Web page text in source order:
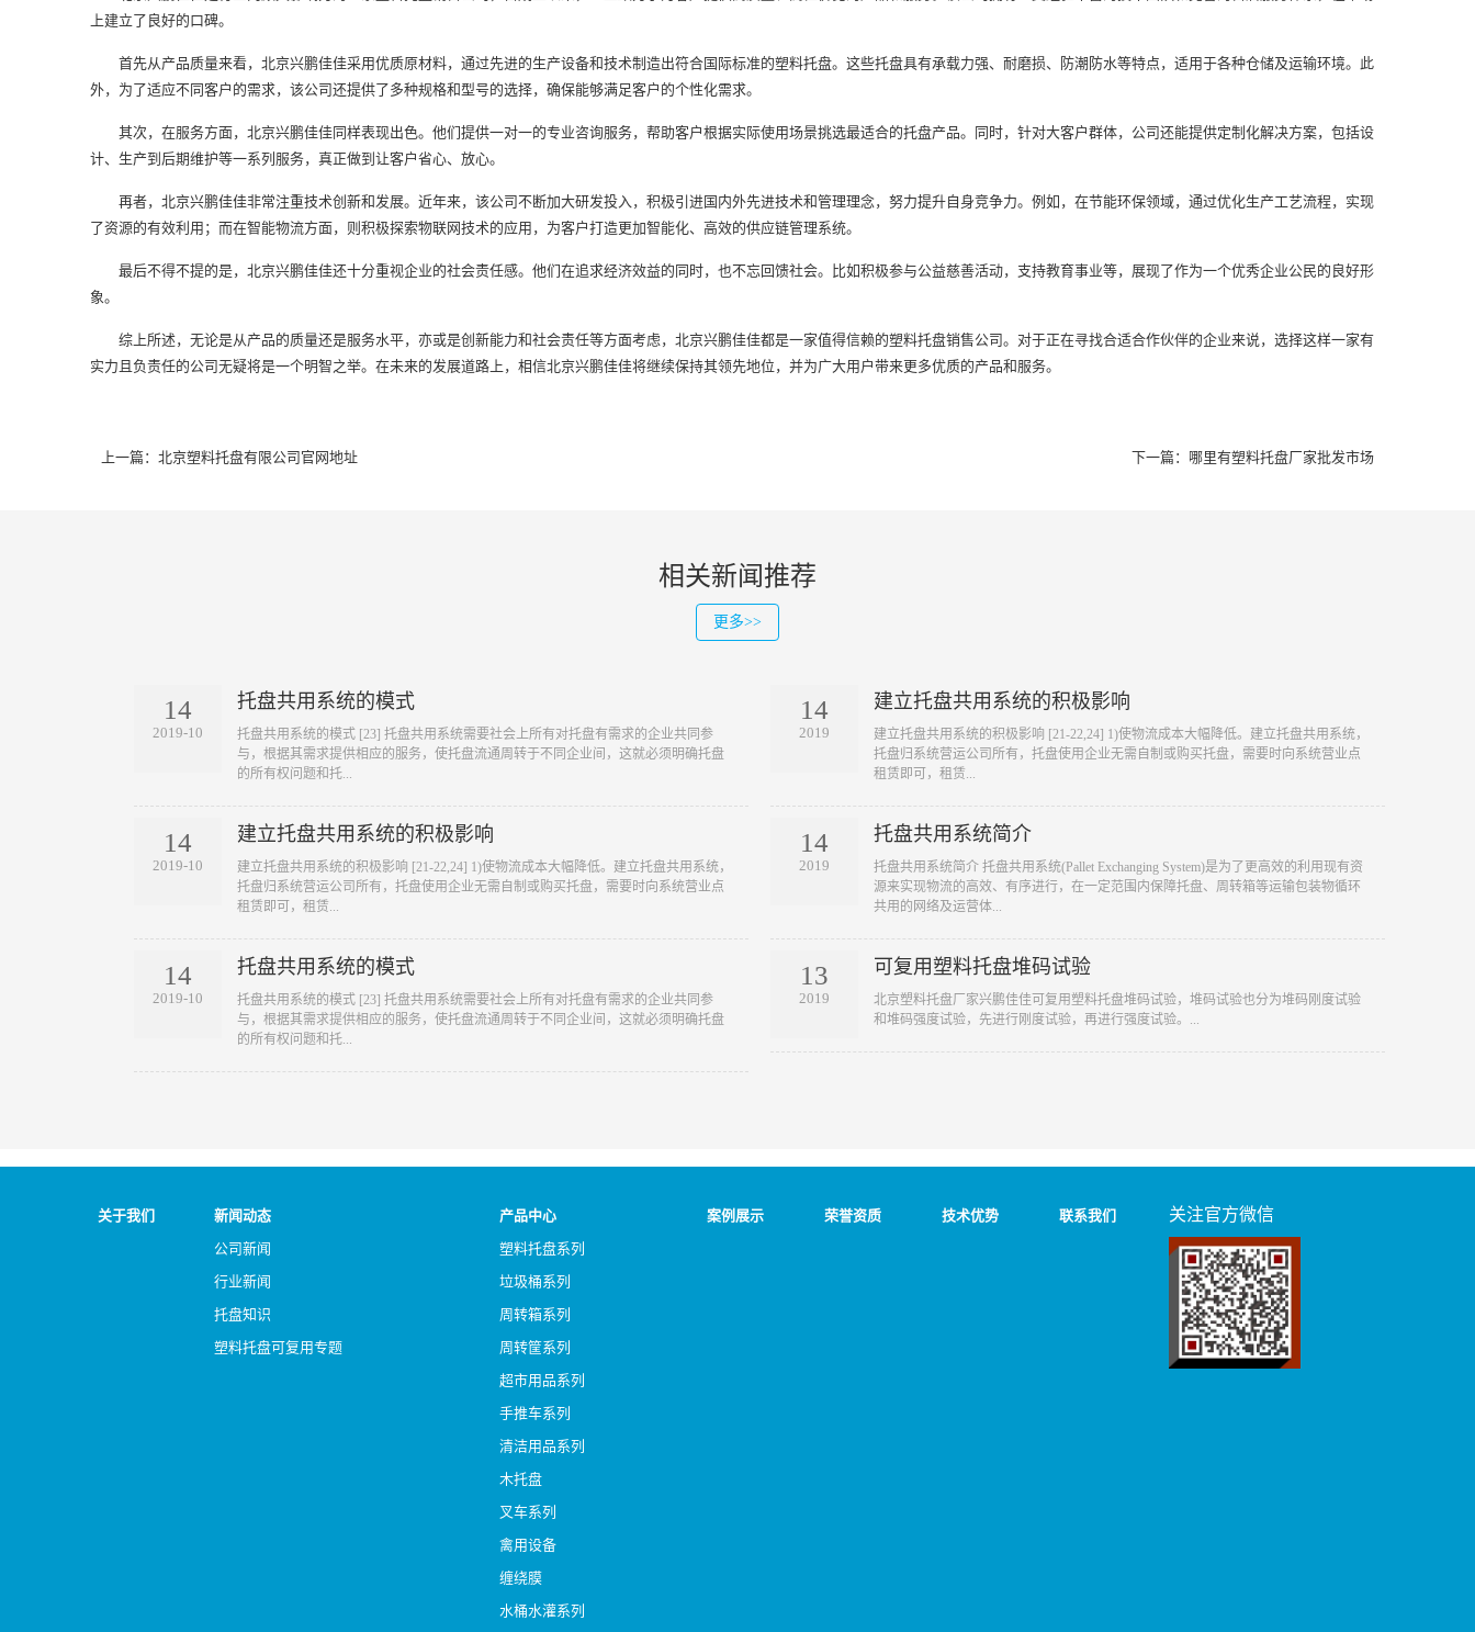
上建立了良好的口碑。
首先从产品质量来看，北京兴鹏佳佳采用优质原材料，通过先进的生产设备和技术制造出符合国际标准的塑料托盘。这些托盘具有承载力强、耐磨损、防潮防水等特点，适用于各种仓储及运输环境。此
外，为了适应不同客户的需求，该公司还提供了多种规格和型号的选择，确保能够满足客户的个性化需求。
其次，在服务方面，北京兴鹏佳佳同样表现出色。他们提供一对一的专业咨询服务，帮助客户根据实际使用场景挑选最适合的托盘产品。同时，针对大客户群体，公司还能提供定制化解决方案，包括设
计、生产到后期维护等一系列服务，真正做到让客户省心、放心。
再者，北京兴鹏佳佳非常注重技术创新和发展。近年来，该公司不断加大研发投入，积极引进国内外先进技术和管理理念，努力提升自身竞争力。例如，在节能环保领域，通过优化生产工艺流程，实现
了资源的有效利用；而在智能物流方面，则积极探索物联网技术的应用，为客户打造更加智能化、高效的供应链管理系统。
最后不得不提的是，北京兴鹏佳佳还十分重视企业的社会责任感。他们在追求经济效益的同时，也不忘回馈社会。比如积极参与公益慈善活动，支持教育事业等，展现了作为一个优秀企业公民的良好形
象。
综上所述，无论是从产品的质量还是服务水平，亦或是创新能力和社会责任等方面考虑，北京兴鹏佳佳都是一家值得信赖的塑料托盘销售公司。对于正在寻找合适合作伙伴的企业来说，选择这样一家有
实力且负责任的公司无疑将是一个明智之举。在未来的发展道路上，相信北京兴鹏佳佳将继续保持其领先地位，并为广大用户带来更多优质的产品和服务。
上一篇： 北京塑料托盘有限公司官网地址 下一篇： 哪里有塑料托盘厂家批发市场
相关新闻推荐
更多>>
14
2019-10
托盘共用系统的模式
​托盘共用系统的模式 [23] 托盘共用系统需要社会上所有对托盘有需求的企业共同参
与，根据其需求提供相应的服务，使托盘流通周转于不同企业间，这就必须明确托盘
的所有权问题和托...
14
2019-10
建立托盘共用系统的积极影响
​建立托盘共用系统的积极影响 [21-22,24] 1)使物流成本大幅降低。建立托盘共用系统，
托盘归系统营运公司所有，托盘使用企业无需自制或购买托盘，需要时向系统营业点
租赁即可，租赁...
14
2019-10
托盘共用系统的模式
​托盘共用系统的模式 [23] 托盘共用系统需要社会上所有对托盘有需求的企业共同参
与，根据其需求提供相应的服务，使托盘流通周转于不同企业间，这就必须明确托盘
的所有权问题和托...
14
2019
建立托盘共用系统的积极影响
​建立托盘共用系统的积极影响 [21-22,24] 1)使物流成本大幅降低。建立托盘共用系统，
托盘归系统营运公司所有，托盘使用企业无需自制或购买托盘，需要时向系统营业点
租赁即可，租赁...
14
2019
托盘共用系统简介
​托盘共用系统简介 托盘共用系统(Pallet Exchanging System)是为了更高效的利用现有资
源来实现物流的高效、有序进行，在一定范围内保障托盘、周转箱等运输包装物循环
共用的网络及运营体...
13
2019
可复用塑料托盘堆码试验
​北京塑料托盘厂家兴鹏佳佳可复用塑料托盘堆码试验，堆码试验也分为堆码刚度试验
和堆码强度试验，先进行刚度试验，再进行强度试验。...
关于我们
新闻动态
公司新闻
行业新闻
托盘知识
塑料托盘可复用专题
产品中心
塑料托盘系列
垃圾桶系列
周转箱系列
周转筐系列
超市用品系列
手推车系列
清洁用品系列
木托盘
叉车系列
禽用设备
缠绕膜
水桶水灌系列
案例展示 荣誉资质 技术优势 联系我们 关注官方微信